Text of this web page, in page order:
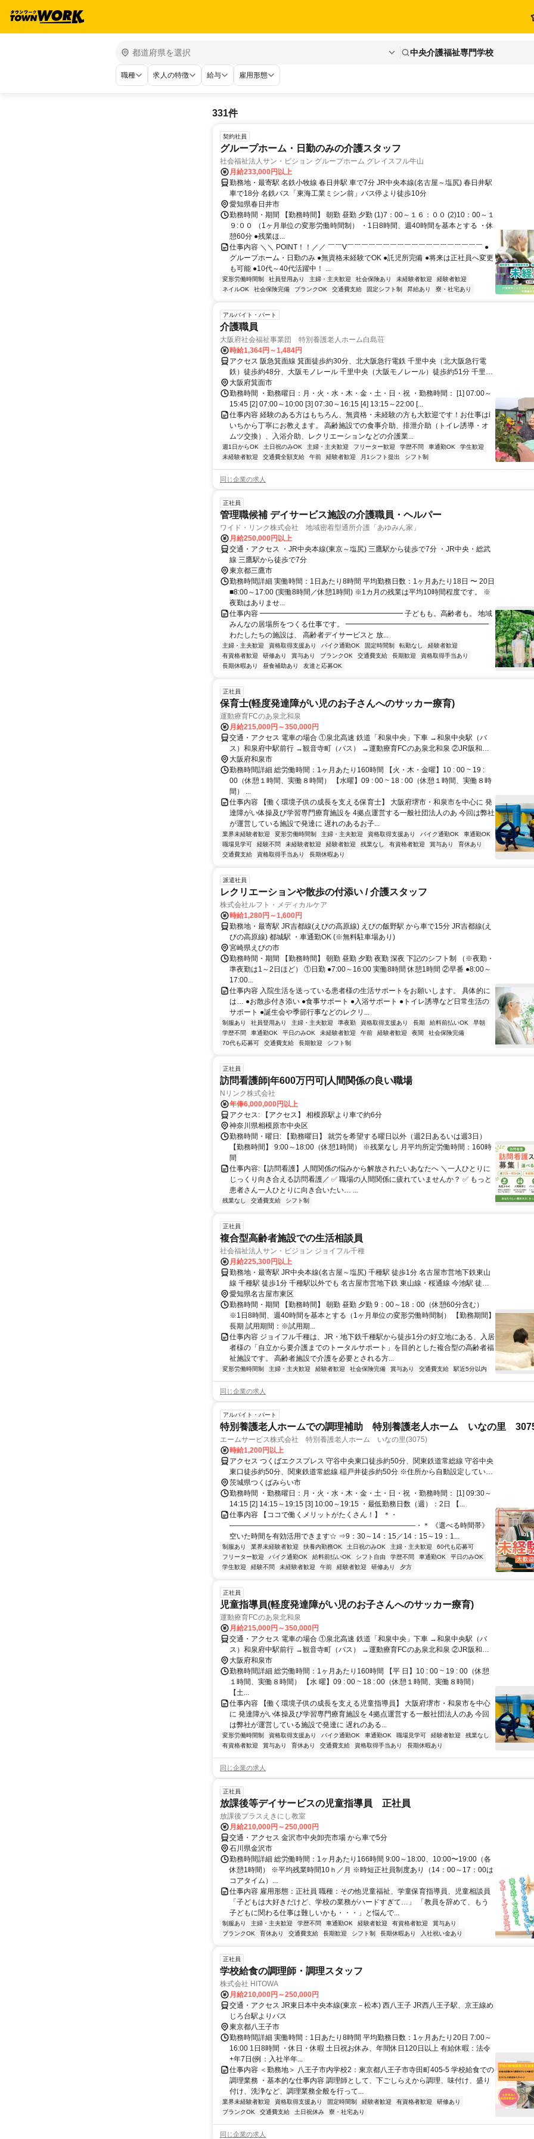
中央介護福祉専門学校
職種 求人の特徴 給与 雇用形態
331件
契約社員
グループホーム・日勤のみの介護スタッフ
社会福祉法人サン・ビション グループホーム グレイスフル牛山
月給233,000円以上
勤務地・最寄駅 名鉄小牧線 春日井駅 車で7分 JR中央本線(名古屋～塩尻) 春日井駅
車で18分 名鉄バス「東海工業ミシン前」バス停より徒歩10分
愛知県春日井市
勤務時間・期間 【勤務時間】 朝勤 昼勤 夕勤 (1)7：00～１６：００ (2)10：00～１
９:００ （1ヶ月単位の変形労働時間制） ・1日8時間、週40時間を基本とする ・休
憩60分 ●残業ほ...
仕事内容 ＼＼ POINT！！／／ ￣￣V￣￣￣￣￣￣￣￣￣￣￣￣￣￣￣￣￣￣￣ ●
グループホーム・日勤のみ ●無資格未経験でOK ●託児所完備 ●将来は正社員へ変更
も可能 ●10代～40代活躍中！ ...
変形労働時間制 社員登用あり 主婦・主夫歓迎 社会保険あり 未経験者歓迎
経験者歓迎
ネイルOK
社会保険完備 ブランクOK 交通費支給 固定シフト制 昇給あり 寮・社宅あり
アルバイト・パート
介護職員
大阪府社会福祉事業団 特別養護老人ホーム白島荘
時給1,364円～1,484円
アクセス 阪急箕面線 箕面徒歩約30分、北大阪急行電鉄 千里中央（北大阪急行電
鉄）徒歩約48分、大阪モノレール 千里中央（大阪モノレール）徒歩約51分 千里中
央～阪急バス「白島北」下車 徒歩3分、箕面～阪急バス「白島」下車 徒歩8分
大阪府箕面市
勤務時間 ・勤務曜日：月・火・水・木・金・土・日・祝 ・勤務時間： [1] 07:00～
15:45 [2] 07:00～10:00 [3] 07:30～16:15 [4] 13:15～22:00 [...
仕事内容 経験のある方はもちろん、無資格・未経験の方も大歓迎です！お仕事はi
いちから丁寧にお教えます。 高齢施設での食事介助、排泄介助（トイレ誘導・オ
ムツ交換）、入浴介助、レクリエーションなどの介護業...
週1日からOK 土日祝のみOK 主婦・主夫歓迎 フリーター歓迎 学歴不問 車通勤OK
学生歓迎
未経験者歓迎
交通費全額支給 午前 経験者歓迎 月1シフト提出 シフト制
同じ企業の求人
正社員
管理職候補 デイサービス施設の介護職員・ヘルパー
ワイド・リンク株式会社 地域密着型通所介護「あゆみん家」
月給250,000円以上
交通・アクセス ・JR中央本線(東京～塩尻) 三鷹駅から徒歩で7分 ・JR中央・総武
線 三鷹駅から徒歩で7分
東京都三鷹市
勤務時間詳細 実働時間：1日あたり8時間 平均勤務日数：1ヶ月あたり18日 〜 20日
■8:00～17:00 (実働8時間／休憩1時間) ※1カ月の残業は平均10時間程度です。 ※
夜勤はありませ...
仕事内容 ━━━━━━━━━━━━━━━━━━━━ 子どもも。高齢者も。 地域
みんなの居場所をつくる仕事です。 ━━━━━━━━━━━━━━━━━━━━
わたしたちの施設は、 高齢者デイサービスと 放...
主婦・主夫歓迎 資格取得支援あり バイク通勤OK 固定時間制 転勤なし
経験者歓迎
有資格者歓迎
研修あり 賞与あり ブランクOK 交通費支給 長期歓迎
資格取得手当あり
長期休暇あり
昼食補助あり 友達と応募OK
正社員
保育士(軽度発達障がい児のお子さんへのサッカー療育)
運動療育FCのあ泉北和泉
月給215,000円～350,000円
交通・アクセス 電車の場合 ①泉北高速 鉄道「和泉中央」下車 →和泉中央駅（バ
ス）和泉府中駅前行 →観音寺町（バス） →運動療育FCのあ泉北和泉 ②JR阪和線
「和泉府中」下車 →和泉府中駅前（バス）和泉中央駅行 →観音寺町（バス） →運
動療育FCのあ泉北和泉
大阪府和泉市
勤務時間詳細 総労働時間：1ヶ月あたり160時間 【火・木・金曜】10 : 00 ~ 19 :
00（休憩１時間、実働８時間） 【水曜】09 : 00 ~ 18 : 00（休憩１時間、実働８時
間） ...
仕事内容 【働く環境子供の成長を支える保育士】 大阪府堺市・和泉市を中心に 発
達障がい体操及び学習専門療育施設を 4拠点運営する一般社団法人のあ 今回は弊社
が運営している施設で発達に 遅れのあるお子...
業界未経験者歓迎 変形労働時間制 主婦・主夫歓迎 資格取得支援あり バイク通勤OK
車通勤OK
職場見学可
経験不問 未経験者歓迎 経験者歓迎 残業なし 有資格者歓迎 賞与あり
育休あり
交通費支給
資格取得手当あり 長期休暇あり
派遣社員
レクリエーションや散歩の付添い / 介護スタッフ
株式会社ルフト・メディカルケア
時給1,280円～1,600円
勤務地・最寄駅 JR吉都線(えびの高原線) えびの飯野駅 から車で15分 JR吉都線(え
びの高原線) 都城駅 ・車通勤OK (※無料駐車場あり)
宮崎県えびの市
勤務時間・期間 【勤務時間】 朝勤 昼勤 夕勤 夜勤 深夜 下記のシフト制 （※夜勤・
準夜勤は1～2日ほど） ①日勤 ●7:00～16:00 実働8時間 休憩1時間 ②早番 ●8:00～
17:00...
仕事内容 入院生活を送っている患者様の生活サポートをお願いします。 具体的に
は… ●お散歩付き添い ●食事サポート ●入浴サポート ●トイレ誘導など日常生活の
サポート ●誕生会や季節行事などのレクリ...
制服あり 社員登用あり 主婦・主夫歓迎 準夜勤 資格取得支援あり 長期 給料前払いOK
早朝
学歴不問
車通勤OK 平日のみOK 未経験者歓迎 午前 経験者歓迎 夜間
社会保険完備
70代も応募可
交通費支給 長期歓迎 シフト制
正社員
訪問看護師|年600万円可|人間関係の良い職場
Nリンク株式会社
年俸6,000,000円以上
アクセス: 【アクセス】 相模原駅より車で約6分
神奈川県相模原市中央区
勤務時間・曜日: 【勤務曜日】 就労を希望する曜日以外（週2日あるいは週3日）
【勤務時間】 9:00～18:00（休憩1時間） ※残業なし 月平均所定労働時間：160時
間
仕事内容: ​【訪問看護】人間関係の悩みから解放されたいあなたへ ＼一人ひとりに
じっくり向き合える訪問看護／ ✅ 職場の人間関係に疲れていませんか？ ✅ もっと
患者さん一人ひとりに向き合いたい… ...
残業なし 交通費支給 シフト制
正社員
複合型高齢者施設での生活相談員
社会福祉法人サン・ビジョン ジョイフル千種
月給225,300円以上
勤務地・最寄駅 JR中央本線(名古屋～塩尻) 千種駅 徒歩1分 名古屋市営地下鉄東山
線 千種駅 徒歩1分 千種駅以外でも 名古屋市営地下鉄 東山線・桜通線 今池駅 徒歩
10分 桜通線 久屋大通駅 自転車15分 東山線・名城線 栄駅 自転車15分 の立地の
為、通いやすい施設です♪ ★無料駐輪場あり ＜名古屋市以外から通っている職員も
多数＞ □愛知県 弥富市・稲沢市・春日井市・尾張旭市・瀬戸市・長久手市・豊田
市・安城市・岡崎市・東海市・知多市・半田市 □岐阜県 各務原市・岐阜市 など
愛知県名古屋市東区
勤務時間・期間 【勤務時間】 朝勤 昼勤 夕勤 9：00～18：00（休憩60分含む）
※1日8時間、週40時間を基本とする（1ヶ月単位の変形労働時間制） 【勤務期間】
長期 試用期間：※試用期...
仕事内容 ジョイフル千種は、JR・地下鉄千種駅から徒歩1分の好立地にある、入居
者様の「自立から要介護までのトータルサポート」を目的とした複合型の高齢者福
祉施設です。 高齢者施設で介護を必要とされる方...
変形労働時間制 主婦・主夫歓迎 経験者歓迎 社会保険完備 賞与あり 交通費支給 駅近5分以内
同じ企業の求人
アルバイト・パート
特別養護老人ホームでの調理補助 特別養護老人ホーム いなの里
エームサービス株式会社 特別養護老人ホーム いなの里(3075)
時給1,200円以上
アクセス つくばエクスプレス 守谷中央東口徒歩約50分、関東鉄道常総線 守谷中央
東口徒歩約50分、関東鉄道常総線 稲戸井徒歩約50分 ※住所から自動設定している
ため、MAPの位置がずれている場合がございます
茨城県つくばみらい市
勤務時間 ・勤務曜日：月・火・水・木・金・土・日・祝 ・勤務時間： [1] 09:30～
14:15 [2] 14:15～19:15 [3] 10:00～19:15 ・最低勤務日数（週）：2日 【...
仕事内容 【ココで働くメリットがたくさん！】 ＊・
――――――――――――――――――――――――――・＊ 《選べる時間帯》
空いた時間を有効活用できます☆ ⇒9：30～14：15／14：15～19：1...
制服あり 業界未経験者歓迎 扶養内勤務OK 土日祝のみOK 主婦・主夫歓迎
60代も応募可
フリーター歓迎
バイク通勤OK 給料前払いOK シフト自由 学歴不問 車通勤OK
平日のみOK
学生歓迎
経験不問 未経験者歓迎 午前 経験者歓迎 研修あり 夕方
正社員
児童指導員(軽度発達障がい児のお子さんへのサッカー療育)
運動療育FCのあ泉北和泉
月給215,000円～350,000円
交通・アクセス 電車の場合 ①泉北高速 鉄道「和泉中央」下車 →和泉中央駅（バ
ス）和泉府中駅前行 →観音寺町（バス） →運動療育FCのあ泉北和泉 ②JR阪和線
「和泉府中」下車 →和泉府中駅前（バス）和泉中央駅行 →観音寺町（バス） →運
動療育FCのあ泉北和泉
大阪府和泉市
勤務時間詳細 総労働時間：1ヶ月あたり160時間 【平 日】10 : 00 ~ 19 : 00（休憩
１時間、実働８時間） 【水 曜】09 : 00 ~ 18 : 00（休憩１時間、実働８時間）
【土...
仕事内容 【働く環境子供の成長を支える児童指導員】 大阪府堺市・和泉市を中心
に 発達障がい体操及び学習専門療育施設を 4拠点運営する一般社団法人のあ 今回
は弊社が運営している施設で発達に 遅れのある...
変形労働時間制 資格取得支援あり バイク通勤OK 車通勤OK 職場見学可 経験者歓迎
残業なし
有資格者歓迎
賞与あり 育休あり 交通費支給 資格取得手当あり 長期休暇あり
同じ企業の求人
正社員
放課後等デイサービスの児童指導員 正社員
放課後プラスえきにし教室
月給210,000円～250,000円
交通・アクセス 金沢市中央卸売市場 から車で5分
石川県金沢市
勤務時間詳細 総労働時間：1ヶ月あたり166時間 9:00～18:00、10:00〜19:00（各
休憩1時間） ※平均残業時間10ｈ／月 ※時短正社員制度あり（14：00～17：00は
コアタイム）...
仕事内容 雇用形態：正社員 職種：その他児童福祉、学童保育指導員、児童相談員
「子どもは大好きだけど、学校の業務がハードすぎて…」 「教員を辞めて、もう
子どもに関わる仕事は難しいかも・・・」と悩んで...
制服あり 主婦・主夫歓迎 学歴不問 車通勤OK 経験者歓迎 有資格者歓迎
賞与あり
ブランクOK
育休あり 交通費支給 長期歓迎 シフト制 長期休暇あり 入社祝い金あり
正社員
学校給食の調理師・調理スタッフ
株式会社 HITOWA
月給210,000円～250,000円
交通・アクセス JR東日本中央本線(東京－松本) 西八王子 JR西八王子駅、京王線め
じろ台駅よりバス
東京都八王子市
勤務時間詳細 実働時間：1日あたり8時間 平均勤務日数：1ヶ月あたり20日 7:00～
16:00 1日8時間 ・休日・休暇 土日祝お休み、年間休日120日以上 有給休暇：法令
+年7日(例：入社半年...
仕事内容 ＜勤務地＞ 八王子市内学校2：東京都八王子市寺田町405-5 学校給食での
調理業務 ・基本的な仕事内容 調理師として、下ごしらえから調理、味付け、盛り
付け、洗浄など、調理業務全般を行って...
業界未経験者歓迎 資格取得支援あり 固定時間制 経験者歓迎 有資格者歓迎
研修あり
ブランクOK
交通費支給 土日祝休み 寮・社宅あり
同じ企業の求人